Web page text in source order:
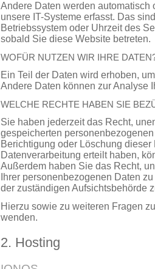
Andere Daten werden
unsere IT-Systeme erfasst. Das
Betriebssystem oder Uhrzeit des
sobald Sie diese Website betreten.
WOFÜR NUTZEN WIR IHRE
Ein Teil der Daten wird erhoben,
Andere Daten können zur Analyse
WELCHE RECHTE HABEN SIE
Sie haben jederzeit das Recht,
gespeicherten
Berichtigung oder Löschung
Datenverarbeitung erteilt haben,
Außerdem haben Sie das Recht,
Ihrer personenbezogenen Daten
der zuständigen Aufsichtsbehörde
Hierzu sowie zu weiteren Fragen
wenden.
2. Hosting